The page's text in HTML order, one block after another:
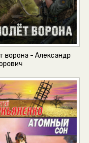
ворона - Александр